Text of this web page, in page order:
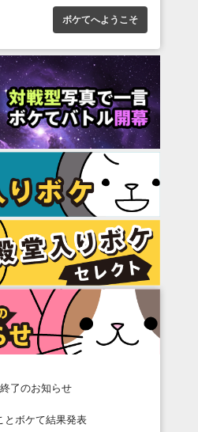
ボケてへようこそ
了のお知らせ
とボケて結果発表